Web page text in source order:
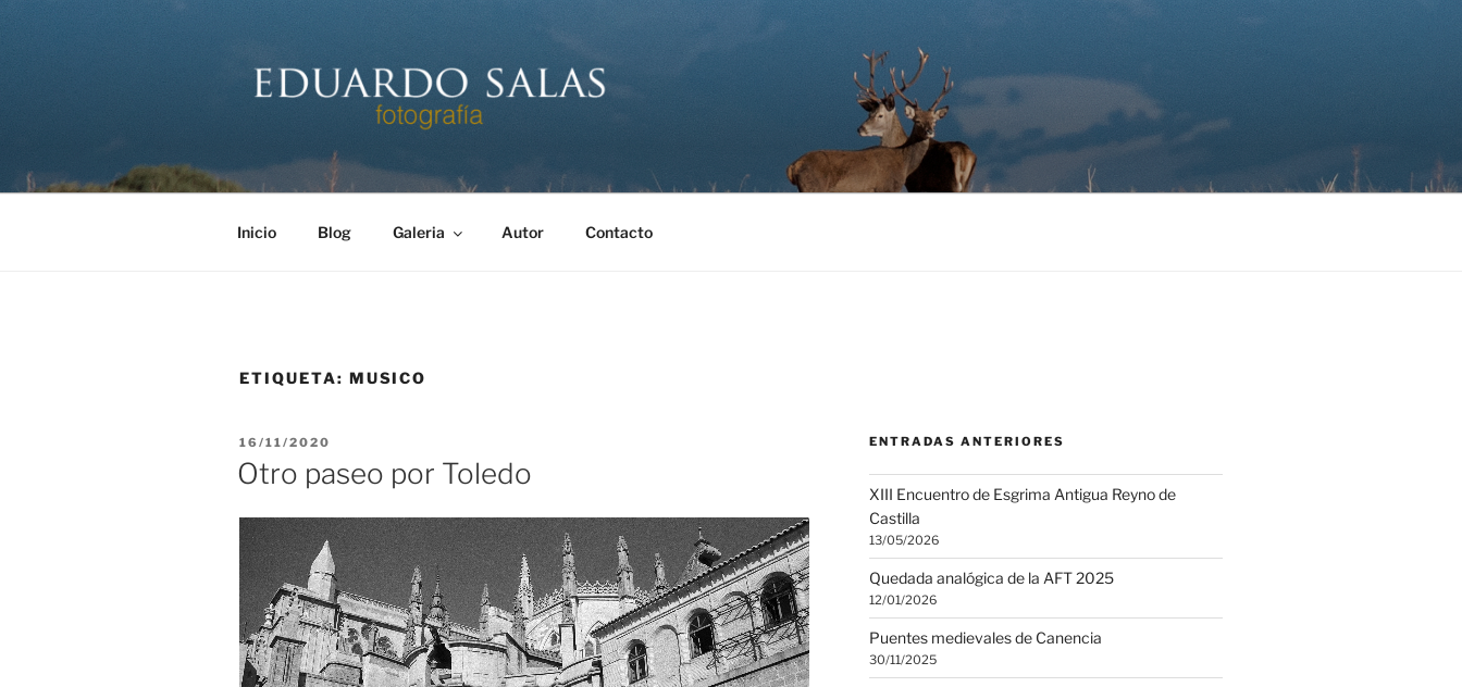
EDUARDO SALAS FOTÓGRAFO
Página personal del fotógrafo Eduardo Salas
Inicio Blog Galeria Autor Contacto
ETIQUETA: MUSICO
PUBLICADO
EL
16/11/2020
Otro paseo por Toledo
ENTRADAS ANTERIORES
XIII Encuentro de Esgrima Antigua Reyno de
Castilla
13/05/2026
Quedada analógica de la AFT 2025
12/01/2026
Puentes medievales de Canencia
30/11/2025